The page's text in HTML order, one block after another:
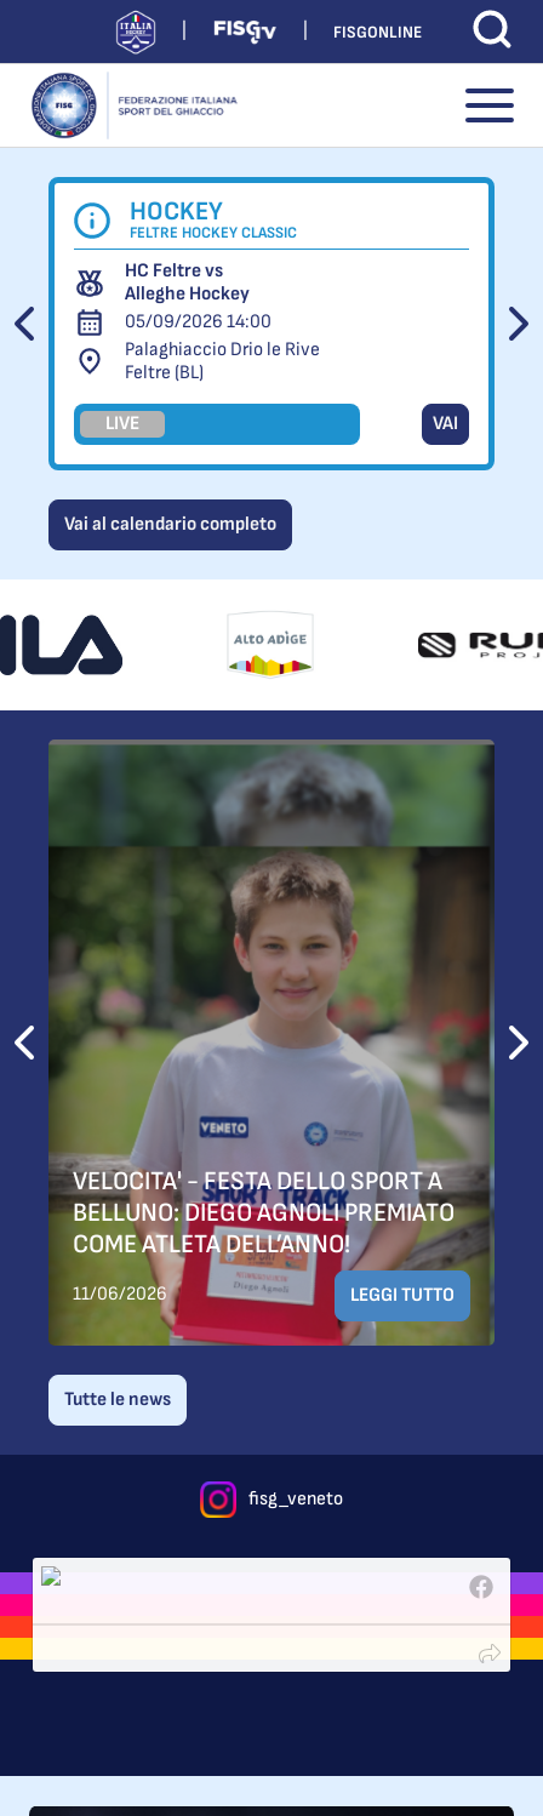
FISGONLINE
HOCKEY
FELTRE HOCKEY CLASSIC
HC Feltre vs
Alleghe Hockey
05/09/2026 14:00
Palaghiaccio Drio le Rive
Feltre (BL)
LIVE VAI
Vai al calendario completo
VELOCITA' - FESTA DELLO SPORT A
BELLUNO: DIEGO AGNOLI PREMIATO
COME ATLETA DELL’ANNO!
11/06/2026 LEGGI TUTTO
Tutte le news
fisg_veneto